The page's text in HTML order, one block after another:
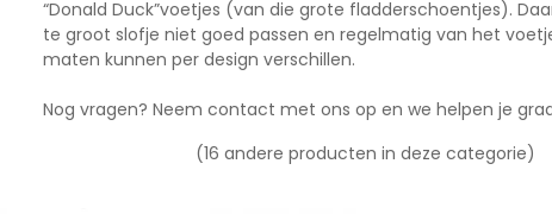
“Donald Duck”voetjes (van die grote fladderschoentjes).
te groot slofje niet goed passen en regelmatig van het
maten kunnen per design verschillen.
Nog vragen? Neem contact met ons op en we helpen je
(16 andere producten in deze categorie)